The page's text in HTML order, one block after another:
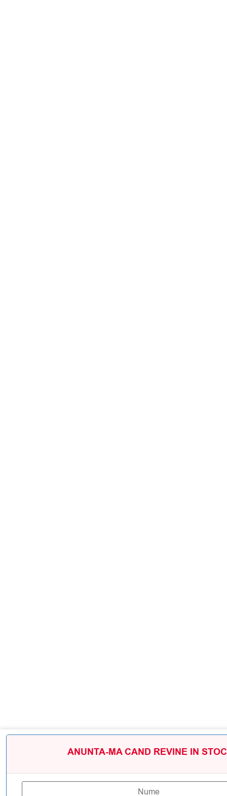
ANUNTA-MA CAND REVINE IN